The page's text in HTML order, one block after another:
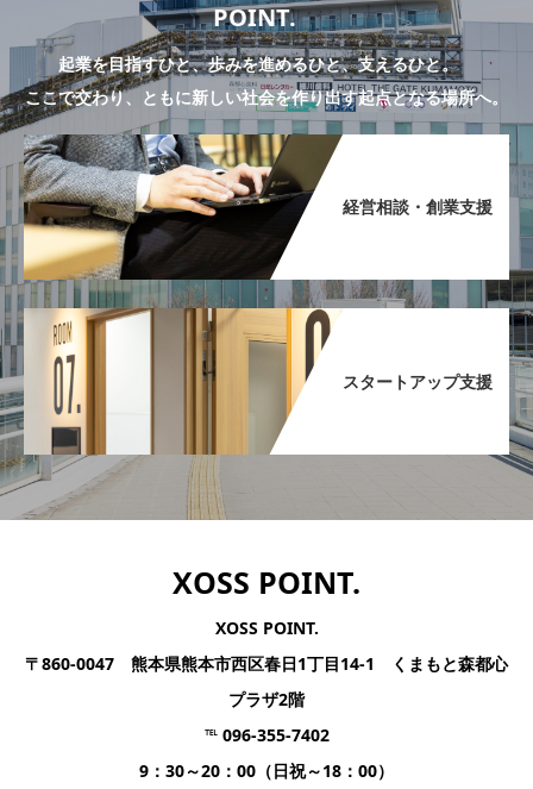
POINT.
起業を目指すひと、歩みを進めるひと、支えるひと。
ここで交わり、ともに新しい社会を作り出す起点となる場所へ。
経営相談・創業支援​
スタートアップ支援​
XOSS POINT.
XOSS POINT.
〒860-0047 熊本県熊本市西区春日1丁目14-1 くまもと森都心
プラザ2階
℡ 096-355-7402
9：30～20：00（日祝～18：00）